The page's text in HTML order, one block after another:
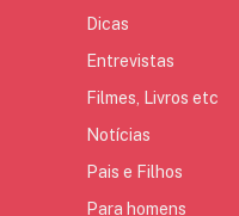
Dicas
Entrevistas
Filmes, Livros etc
Notícias
Pais e Filhos
Para homens